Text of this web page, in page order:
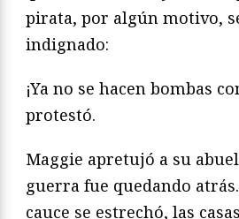
pirata, por algún motivo,
indignado:
¡Ya no se hacen bombas
protestó.
Maggie apretujó a su
guerra fue quedando
cauce se estrechó, las